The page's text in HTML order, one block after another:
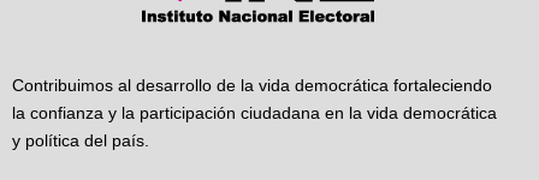
Contribuimos al desarrollo de la vida democrática fortaleciendo
la confianza y la participación ciudadana en la vida democrática
y política del país.